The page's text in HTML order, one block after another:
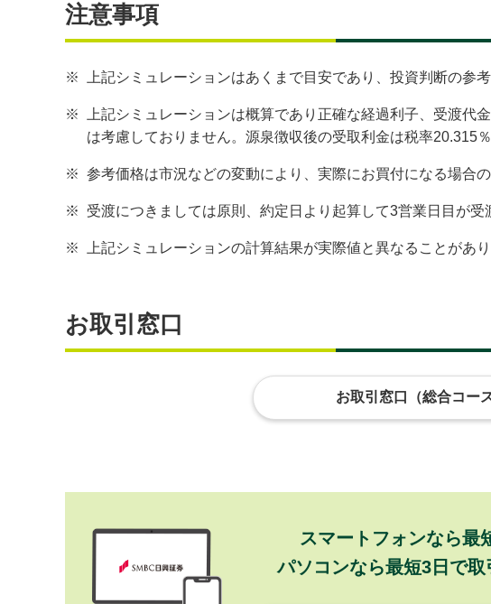
注意事項
※ 上記シミュレーションはあくまで目安であり、投資判断の参
※
上記シミュレーションは概算であり正確な経過利子、受渡
は考慮しておりません。源泉徴収後の受取利金は税率20.315
※ 参考価格は市況などの変動により、実際にお買付になる場合
※ 受渡につきましては原則、約定日より起算して3営業日目が
※ 上記シミュレーションの計算結果が実際値と異なることがあ
お取引窓口
お取引窓口（総合コース
スマートフォンなら最
パソコンなら最短3日で取